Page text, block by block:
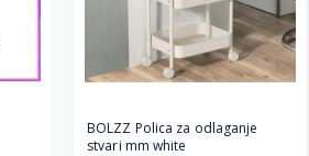
BOLZZ Polica za odlaganje
stvari mm white